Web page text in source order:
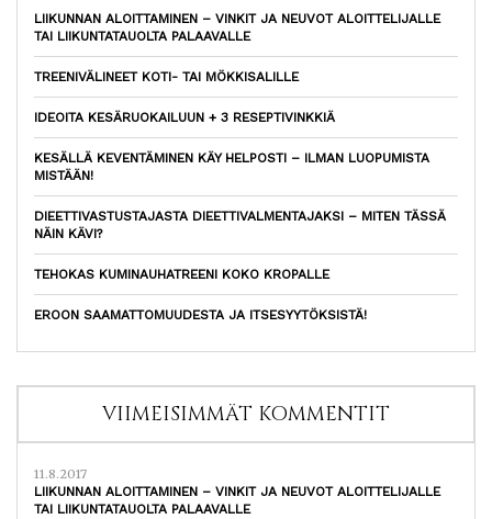
LIIKUNNAN ALOITTAMINEN – VINKIT JA NEUVOT ALOITTELIJALLE
TAI LIIKUNTATAUOLTA PALAAVALLE
TREENIVÄLINEET KOTI- TAI MÖKKISALILLE
IDEOITA KESÄRUOKAILUUN + 3 RESEPTIVINKKIÄ
KESÄLLÄ KEVENTÄMINEN KÄY HELPOSTI – ILMAN LUOPUMISTA
MISTÄÄN!
DIEETTIVASTUSTAJASTA DIEETTIVALMENTAJAKSI – MITEN TÄSSÄ
NÄIN KÄVI?
TEHOKAS KUMINAUHATREENI KOKO KROPALLE
EROON SAAMATTOMUUDESTA JA ITSESYYTÖKSISTÄ!
VIIMEISIMMÄT KOMMENTIT
11.8.2017
LIIKUNNAN ALOITTAMINEN – VINKIT JA NEUVOT ALOITTELIJALLE
TAI LIIKUNTATAUOLTA PALAAVALLE